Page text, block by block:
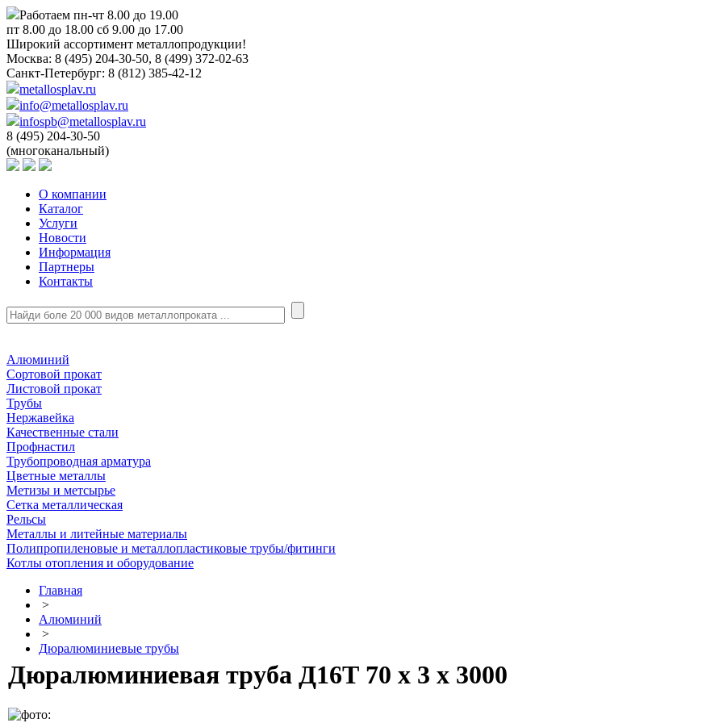
Работаем пн-чт 8.00 до 19.00
пт 8.00 до 18.00 сб 9.00 до 17.00
Широкий ассортимент металлопродукции!
Москва: 8 (495) 204-30-50, 8 (499) 372-02-63
Санкт-Петербург: 8 (812) 385-42-12
metallosplav.ru
info@metallosplav.ru
infospb@metallosplav.ru
8 (495) 204-30-50
(многоканальный)
О компании
Каталог
Услуги
Новости
Информация
Партнеры
Контакты
Алюминий
Сортовой прокат
Листовой прокат
Трубы
Нержавейка
Качественные стали
Профнастил
Трубопроводная арматура
Цветные металлы
Метизы и метсырье
Сетка металлическая
Рельсы
Металлы и литейные материалы
Полипропиленовые и металлопластиковые трубы/фитинги
Котлы отопления и оборудование
Главная
>
Алюминий
>
Дюралюминиевые трубы
Дюралюминиевая труба Д16Т 70 х 3 х 3000